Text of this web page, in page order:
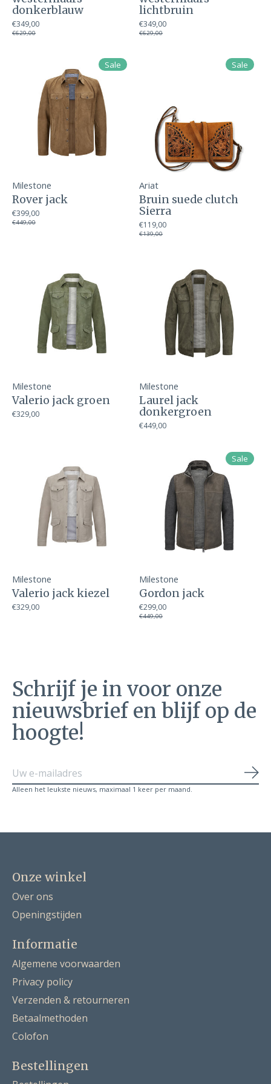
donkerblauw
€349,00
€629,00
lichtbruin
€349,00
€629,00
Sale
Milestone
Rover jack
€399,00
€449,00
Sale
Ariat
Bruin suede clutch
Sierra
€119,00
€139,00
Milestone
Valerio jack groen
€329,00
Milestone
Laurel jack
donkergroen
€449,00
Milestone
Valerio jack kiezel
€329,00
Sale
Milestone
Gordon jack
€299,00
€449,00
Schrijf je in voor onze
nieuwsbrief en blijf op de
hoogte!
Alleen het leukste nieuws, maximaal 1 keer per maand.
Onze winkel
Over ons
Openingstijden
Informatie
Algemene voorwaarden
Privacy policy
Verzenden & retourneren
Betaalmethoden
Colofon
Bestellingen